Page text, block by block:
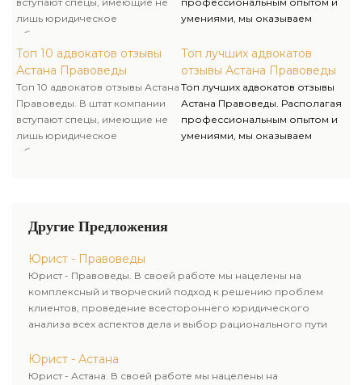
лишь юридическое
образование, однако и опыт
работы в государственных
органах, что помогает нам
решать поставленные задачи
очень компетентно и
комплексно.
Топ 10 адвокатов отзывы
Астана Правоведы
Топ 10 адвокатов отзывы Астана
Правоведы. В штат компании
вступают спецы, имеющие не
лишь юридическое
образование, однако и опыт
комплексно.
умениями, мы оказываем
помощь и предлагаем услуги
адвоката и адвоката для
решения личных и бизнес-
вопросов.
Топ лучших адвокатов
отзывы Астана Правоведы
Топ лучших адвокатов отзывы
Астана Правоведы. Располагая
профессиональным опытом и
умениями, мы оказываем
Другие Предложения
Юрист - Правоведы
Юрист - Правоведы. В своей работе мы нацелены на
комплексный и творческий подход к решению проблем
клиентов, проведение всестороннего юридического
анализа всех аспектов дела и выбор рационального пути
Юрист - Астана
Юрист - Астана. В своей работе мы нацелены на